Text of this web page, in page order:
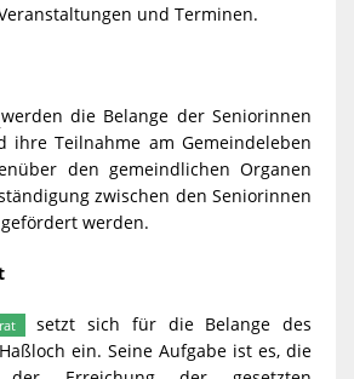
und Terminen.
werden die Belange der Seniorinnen
ihre Teilnahme am Gemeindeleben
den gemeindlichen Organen
zwischen den Seniorinnen
werden.
setzt sich für die Belange des
ein. Seine Aufgabe ist es, die